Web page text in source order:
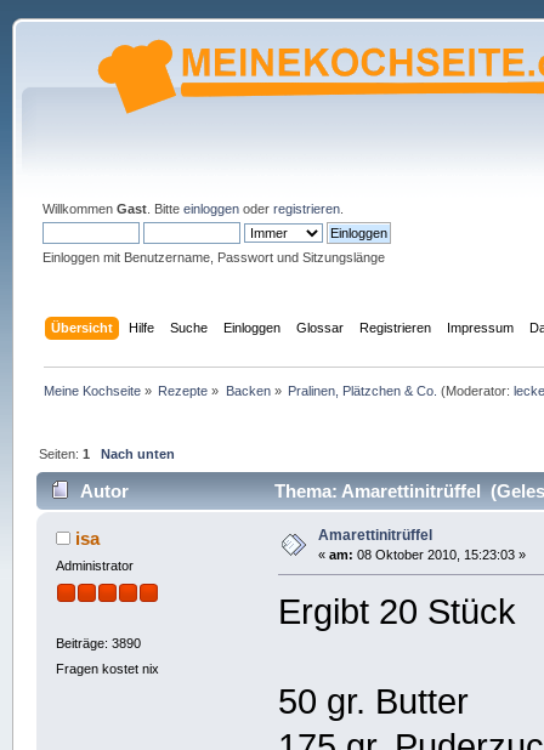
Willkommen Gast. Bitte einloggenoder registrieren.
Einloggen mit Benutzername, Passwort und Sitzungslänge
Übersicht Hilfe Suche Einloggen Glossar Registrieren Impressum
Meine Kochseite » Rezepte » Backen» Pralinen, Plätzchen & Co. (Moderator:
Seiten:1 Nach unten
Autor Thema: Amarettinitrüffel
isa
Administrator
Beiträge: 3890
Fragen kostet nix
Amarettinitrüffel
« am: 08 Oktober 2010, 15:23:03 »
Ergibt 20 Stück
50 gr. Butter